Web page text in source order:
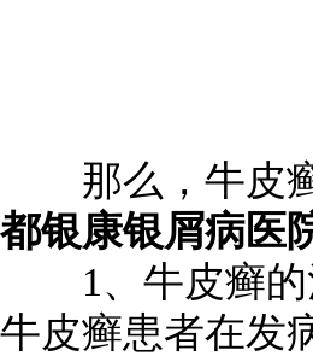
那么，牛皮癣
都银康银屑病医
1、牛皮癣的
牛皮癣患者在发